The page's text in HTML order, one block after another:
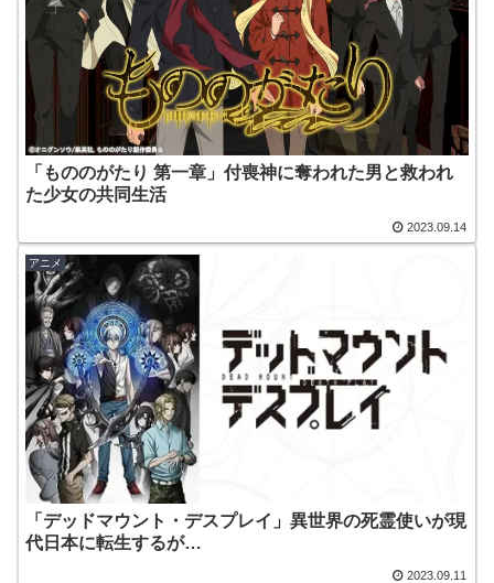
「もののがたり 第一章」付喪神に奪われた男と救われ
た少女の共同生活
2023.09.14
アニメ
「デッドマウント・デスプレイ」異世界の死霊使いが現
代日本に転生するが…
2023.09.11